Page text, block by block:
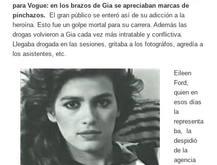
para Vogue: en los brazos de Gia se apreciaban marcas de
pinchazos. El gran público se enteró así de su adicción a la
heroína. Esto fue un golpe mortal para su carrera. Además las
drogas volvieron a Gia cada vez más intratable y conflictiva.
Llegaba drogada en las sesiones, gritaba a los fotográfos, agredía a
los asistentes, etc.
Eileen
Ford,
quien en
esos días
la
representa
ba, la
despidió
de la
agencia